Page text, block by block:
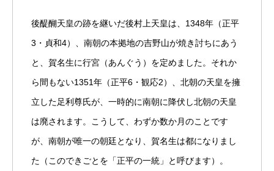
後醍醐天皇の跡を継いだ後村上天皇は、1348年（正平
3・貞和4）、南朝の本拠地の吉野山が焼き討ちにあう
と、賀名生に行宮（あんぐう）を定めました。それか
ら間もない1351年（正平6・観応2）、北朝の天皇を擁
立した足利尊氏が、一時的に南朝に降伏し北朝の天皇
は廃されます。こうして、わずか数か月のことです
が、南朝が唯一の朝廷となり、賀名生は都になりまし
た（このできごとを「正平の一統」と呼びます）。